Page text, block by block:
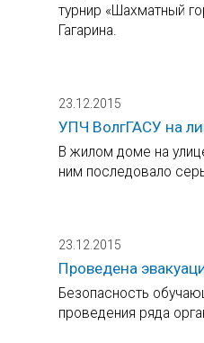
турнир «Шахматный
Гагарина.
23.12.2015
УПЧ ВолгГАСУ на
В жилом доме на
ним последовало
23.12.2015
Проведена
Безопасность
проведения ряда